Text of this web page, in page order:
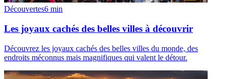
Découvertes6 min
Les joyaux cachés des belles villes à découvrir
Découvrez les joyaux cachés des belles villes du monde, des
endroits méconnus mais magnifiques qui valent le détour.